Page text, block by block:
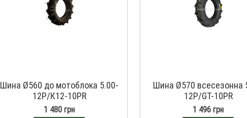
Шина Ø560 дo мотоблока 5.00-
12P/К12-10PR
1 480 грн
Шина Ø570 всесезонна
12P/GT-10PR
1 496 грн